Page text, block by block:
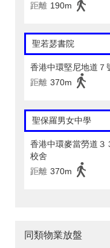
距離 190m
聖若瑟書院
香港中環堅尼地道７
距離 370m
聖保羅男女中學
香港中環麥當勞道３
校舍
距離 370m
同類物業放盤